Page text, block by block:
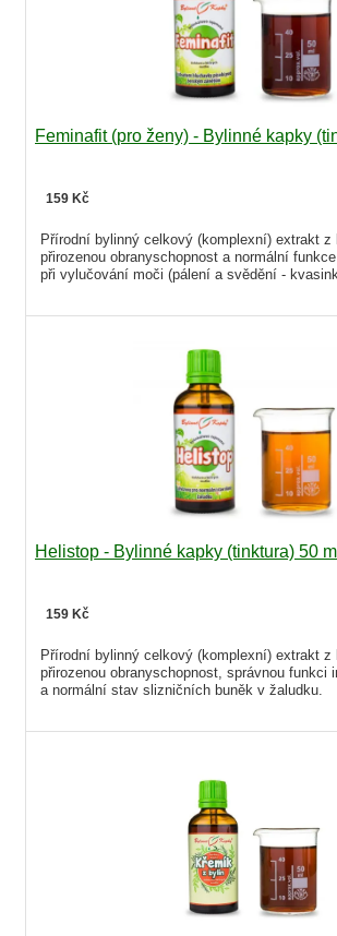
Feminafit (pro ženy) - Bylinné kapky
159 Kč
Přírodní bylinný celkový (komplexní) extrakt z
přirozenou obranyschopnost a normální
při vylučování moči (pálení a svědění -
Helistop - Bylinné kapky (tinktura) 50 ml
159 Kč
Přírodní bylinný celkový (komplexní) extrakt z
přirozenou obranyschopnost, správnou funkci
a normální stav slizničních buněk v žaludku.